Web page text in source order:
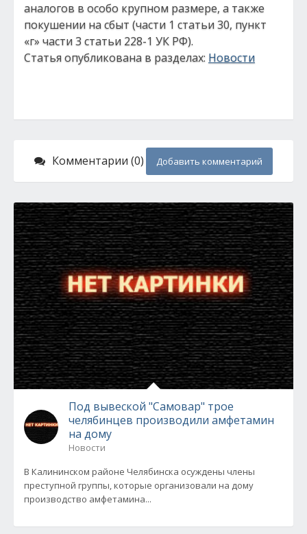
аналогов в особо крупном размере, а также
покушении на сбыт (части 1 статьи 30, пункт
«г» части 3 статьи 228-1 УК РФ).
Статья опубликована в разделах: Новости
Комментарии (0) Добавить комментарий
Под вывеской "Самовар" трое
челябинцев производили амфетамин
на дому
Новости
В Калининском районе Челябинска осуждены члены
преступной группы, которые организовали на дому
производство амфетамина...